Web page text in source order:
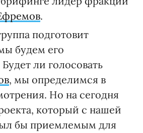
.
подготовит
будем его
ли голосовать
, мы определимся в
Но на сегодня
который с нашей
бы приемлемым для